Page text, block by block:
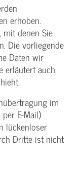
erhoben.
mit denen Sie
Die vorliegende
Daten wir
erläutert auch,
im
E-Mail)
lückenloser
Dritte ist nicht